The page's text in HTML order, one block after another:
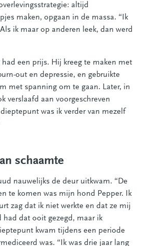
altijd
maken, opgaan in de massa. “Ik
ik maar op anderen leek, dan werd
had een prijs. Hij kreeg te maken met
out en depressie, en gebruikte
met spanning om te gaan. Later, in
verslaafd aan voorgeschreven
was ik verder van mezelf
schaamte
nauwelijks de deur uitkwam. “De
te komen was mijn hond Pepper. Ik
zag dat ik niet werkte en dat ze mij
had dat ooit gezegd, maar ik
kwam tijdens een periode
was. “Ik was drie jaar lang